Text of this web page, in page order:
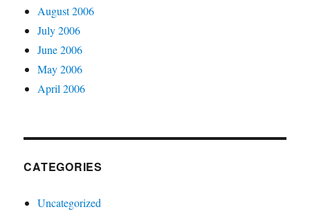
August 2006
July 2006
June 2006
May 2006
April 2006
CATEGORIES
Uncategorized